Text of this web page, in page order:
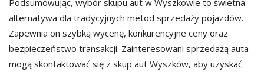
alternatywa dla tradycyjnych metod sprzedaży pojazdów.
Zapewnia on szybką wycenę, konkurencyjne ceny oraz
bezpieczeństwo transakcji. Zainteresowani sprzedażą auta
mogą skontaktować się z skup aut Wyszków, aby uzyskać